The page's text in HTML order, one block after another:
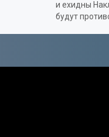
и ехидны
будут